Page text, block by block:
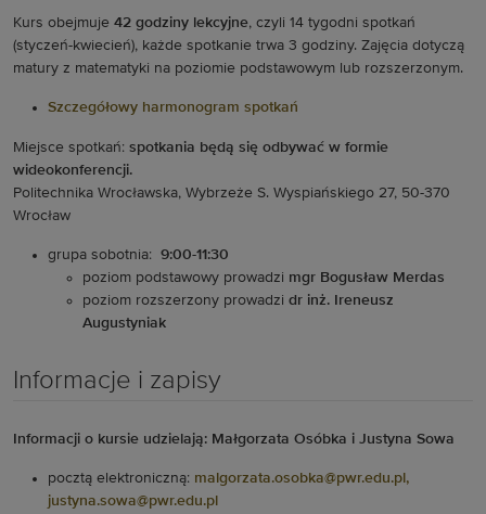
Kurs obejmuje 42 godziny lekcyjne, czyli 14 tygodni spotkań
(styczeń-kwiecień), każde spotkanie trwa 3 godziny. Zajęcia dotyczą
matury z matematyki na poziomie podstawowym lub rozszerzonym.
Szczegółowy harmonogram spotkań
Miejsce spotkań: spotkania będą się odbywać w formie
wideokonferencji.
Politechnika Wrocławska, Wybrzeże S. Wyspiańskiego 27, 50-370
Wrocław
grupa sobotnia: 9:00-11:30
poziom podstawowy prowadzi mgr Bogusław Merdas
poziom rozszerzony prowadzi dr inż. Ireneusz
Augustyniak
Informacje i zapisy
Informacji o kursie udzielają: Małgorzata Osóbka i Justyna Sowa
pocztą elektroniczną: malgorzata.osobka@pwr.edu.pl,
justyna.sowa@pwr.edu.pl